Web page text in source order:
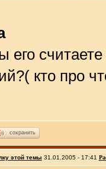
его
кто про
сохранить
этой темы 31.01.2005 - 17:41